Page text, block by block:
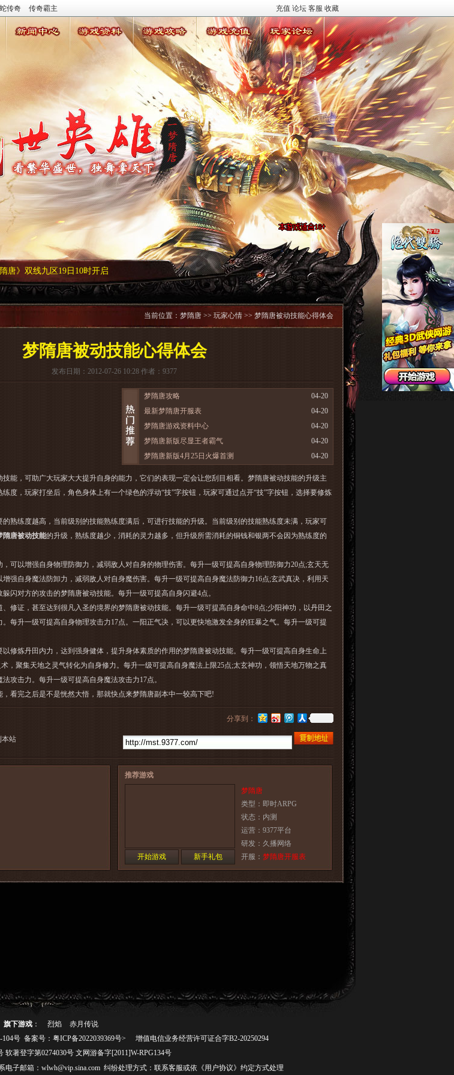
传奇 传奇霸主 充值 论坛 客服 收藏
隋唐》双线九区19日10时开启
当前位置： 梦隋唐 >> 玩家心情 >> 梦隋唐被动技能心得体会
梦隋唐被动技能心得体会
发布日期：2012-07-26 10:28 作者：9377
梦隋唐攻略
04-20
最新梦隋唐开服表
04-20
梦隋唐游戏资料中心
04-20
梦隋唐新版尽显王者霸气
04-20
梦隋唐新版4月25日火爆首测
04-20
，可助广大玩家大大提升自身的能力，它们的表现一定会让您刮目相看。梦隋唐被动技能的升级主
度，玩家打坐后，角色身体上有一个绿色的浮动“技”字按钮，玩家可通过点开“技”字按钮，选择要修炼
练度越高，当前级别的技能熟练度满后，可进行技能的升级。当前级别的技能熟练度未满，玩家可
隋唐被动技能的升级，熟练度越少，消耗的灵力越多，但升级所需消耗的铜钱和银两不会因为熟练度的
以增强自身物理防御力，减弱敌人对自身的物理伤害。每升一级可提高自身物理防御力20点;玄天无
强自身魔法防卸力，减弱敌人对自身魔伤害。每升一级可提高自身魔法防御力16点;玄武真决，利用天
闪对方的攻击的梦隋唐被动技能。每升一级可提高自身闪避4点。
证，甚至达到很凡入圣的境界的梦隋唐被动技能。每升一级可提高自身命中8点;少阳神功，以丹田之
每升一级可提高自身物理攻击力17点。一阳正气决，可以更快地激发全身的狂暴之气。每升一级可提
炼丹田内力，达到强身健体，提升身体素质的作用的梦隋唐被动技能。每升一级可提高自身生命上
，聚集天地之灵气转化为自身修力。每升一级可提高自身魔法上限25点;太玄神功，领悟天地万物之真
攻击力。每升一级可提高自身魔法攻击力17点。
看完之后是不是恍然大悟，那就快点来梦隋唐副本中一较高下吧!
分享到：
本站
推荐游戏
开始游戏 新手礼包
梦隋唐
类型：即时ARPG
状态：内测
运营：9377平台
研发：久播网络
开服： 梦隋唐开服表
旗下游戏 ： 烈焰
赤月传说
104号 备案号：粤ICP备2022039369号>
增值电信业务经营许可证合字B2-20250294
软著登字第0274030号 文网游备字[2011]W-RPG134号
电子邮箱：wlwh@vip.sina.com 纠纷处理方式：联系客服或依《用户协议》约定方式处理